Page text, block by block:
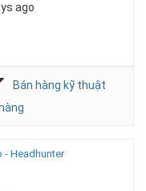
ago
Bán hàng kỹ thuật
- Headhunter